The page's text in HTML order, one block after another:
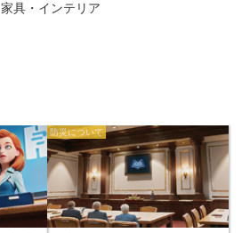
家具・インテリア
防災について